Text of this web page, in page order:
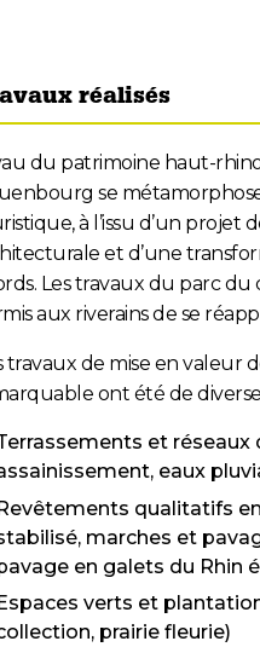
réalisés
du patrimoine haut-
se
à l’issu d’un projet
et d’une
Les travaux du parc du
aux riverains de se
travaux de mise en valeur
ont été de
et réseaux
eaux
qualitatifs
marches et
en galets du Rhin
Espaces verts et
prairie fleurie)